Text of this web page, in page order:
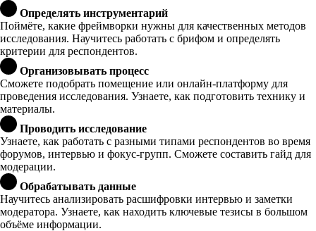
Определять инструментарий
Поймёте, какие фреймворки нужны для качественных методов
исследования. Научитесь работать с брифом и определять
критерии для респондентов.
Организовывать процесс
Сможете подобрать помещение или онлайн-платформу для
проведения исследования. Узнаете, как подготовить технику и
материалы.
Проводить исследование
Узнаете, как работать с разными типами респондентов во время
форумов, интервью и фокус-групп. Сможете составить гайд для
модерации.
Обрабатывать данные
Научитесь анализировать расшифровки интервью и заметки
модератора. Узнаете, как находить ключевые тезисы в большом
объёме информации.